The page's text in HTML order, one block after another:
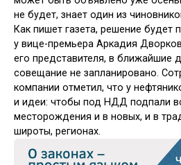
не будет, знает один из
Как пишет газета, решение будет
у вице-премьера Аркадия
его представителя, в ближайшие
совещание не запланировано.
компании отметил, что у
и идеи: чтобы под НДД подпали
месторождения и в новых, и в
широты, регионах.